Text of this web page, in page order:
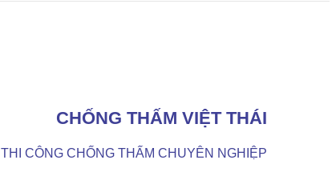
CHỐNG THẤM VIỆT THÁI
THI CÔNG CHỐNG THẤM CHUYÊN NGHIỆP